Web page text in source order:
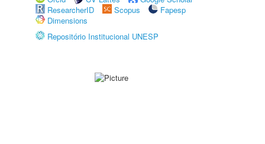
ResearcherID
Scopus
Fapesp
Dimensions
Repositório Institucional UNESP